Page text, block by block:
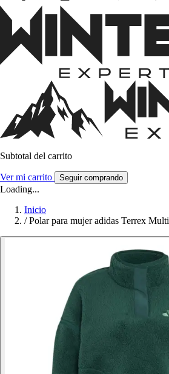
Subtotal del carrito
Ver mi carrito Seguir comprando
Loading...
Inicio
/ Polar para mujer adidas Terrex Multi